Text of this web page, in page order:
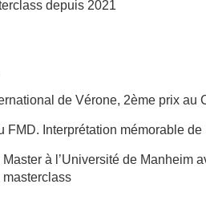
depuis 2021
de Vérone, 2ème prix au
Interprétation mémorable
à l’Université de Manheim